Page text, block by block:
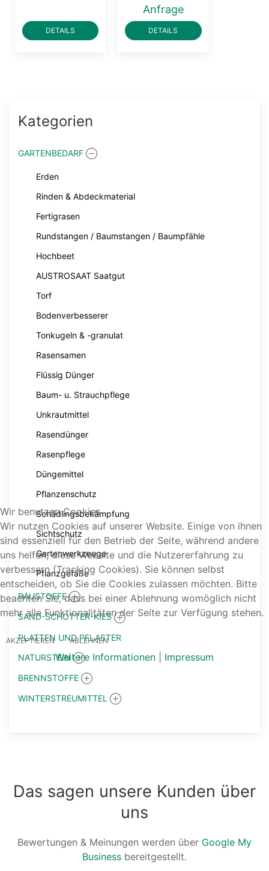
DETAILS
Anfrage
DETAILS
Kategorien
GARTENBEDARF
Erden
Rinden & Abdeckmaterial
Fertigrasen
Rundstangen / Baumstangen / Baumpfähle
Hochbeet
AUSTROSAAT Saatgut
Torf
Bodenverbesserer
Tonkugeln & -granulat
Rasensamen
Flüssig Dünger
Baum- u. Strauchpflege
Unkrautmittel
Rasendünger
Rasenpflege
Düngemittel
Pflanzenschutz
Schädlingsbekämpfung
Sichtschutz
Gartenwerkzeuge
Pflanzgefäße
BAUSTOFFE
SAND-SCHOTTER-KIES
PLATTEN UND PFLASTER
NATURSTEIN
BRENNSTOFFE
WINTERSTREUMITTEL
Das sagen unsere Kunden über
uns
Bewertungen & Meinungen werden über Google My
Business bereitgestellt.
Wir benutzen Cookies
Wir nutzen Cookies auf unserer Website. Einige von ihnen
sind essenziell für den Betrieb der Seite, während andere
uns helfen, diese Website und die Nutzererfahrung zu
verbessern (Tracking Cookies). Sie können selbst
entscheiden, ob Sie die Cookies zulassen möchten. Bitte
beachten Sie, dass bei einer Ablehnung womöglich nicht
mehr alle Funktionalitäten der Seite zur Verfügung stehen.
AKZEPTIEREN ABLEHNEN
Weitere Informationen Impressum